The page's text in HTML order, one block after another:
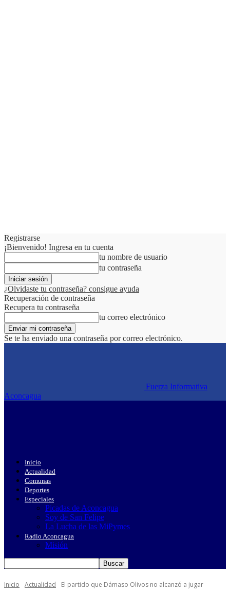
Registrarse
¡Bienvenido! Ingresa en tu cuenta
tu nombre de usuario
tu contraseña
¿Olvidaste tu contraseña? consigue ayuda
Recuperación de contraseña
Recupera tu contraseña
tu correo electrónico
Se te ha enviado una contraseña por correo electrónico.
Fuerza Informativa
Aconcagua
Inicio
Actualidad
Comunas
Deportes
Especiales
Picadas de Aconcagua
Soy de San Felipe
La Lucha de las MiPymes
Radio Aconcagua
Misión
Inicio Actualidad El partido que Dámaso Olivos no alcanzó a jugar